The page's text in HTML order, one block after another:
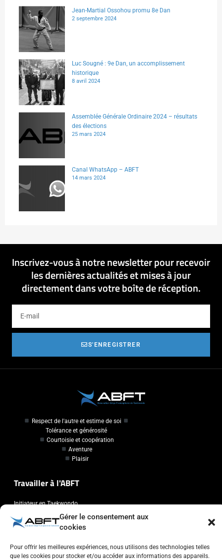
Gérer le consentement aux
cookies
Pour offrir les meilleures expériences, nous utilisons des technologies telles
que les cookies pour stocker et/ou accéder aux informations des appareils.
Jean-Martial Ossohou promu 8e Dan
2 septembre 2024
Luc Sougné : 9e Dan, un accomplissement
historique
8 avril 2024
Assemblée Générale Ordinaire 2024 – résultats
des élections
25 mars 2024
Canal WhatsApp – ABFT
14 mars 2024
Inscrivez-vous à notre newsletter pour recevoir
les dernières actualités et mises à jour
directement dans votre boîte de réception.
S'ENREGISTRER
Respect de l'autre et estime de soi
Tolérance et générosité
Courtoisie et coopération
Aventure
Plaisir
Travailler à l'ABFT
Initiateur en Taekwondo
Contact
Association Belge Francophone de Taekwondo